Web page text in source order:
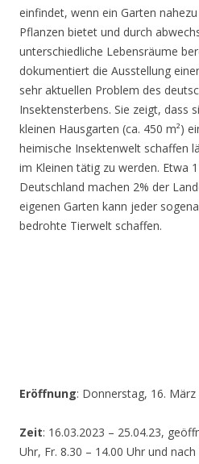
einfindet, wenn ein Garten
Pflanzen bietet und durch
unterschiedliche Lebensräume
dokumentiert die Ausstellung
sehr aktuellen Problem des
Insektensterbens. Sie zeigt, dass
kleinen Hausgarten (ca. 450 m²)
heimische Insektenwelt schaffen
im Kleinen tätig zu werden. Etwa
Deutschland machen 2% der
eigenen Garten kann jeder
bedrohte Tierwelt schaffen.
Eröffnung: Donnerstag, 16.
Zeit: 16.03.2023 – 25.04.23,
Uhr, Fr. 8.30 – 14.00 Uhr und